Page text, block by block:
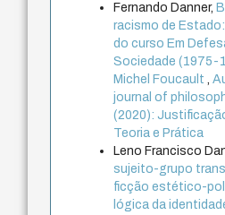
Fernando Danner,
racismo de
do curso Em
Sociedade (1975-
Michel Foucault,
journal of
(2020):
Teoria e Prática
Leno Francisco
sujeito-grupo
ficção estético-
lógica da